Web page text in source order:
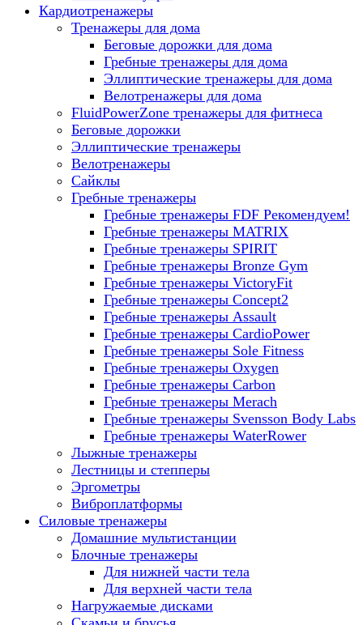
Кардиотренажеры
Тренажеры для дома
Беговые дорожки для дома
Гребные тренажеры для дома
Эллиптические тренажеры для дома
Велотренажеры для дома
FluidPowerZone тренажеры для фитнеса
Беговые дорожки
Эллиптические тренажеры
Велотренажеры
Сайклы
Гребные тренажеры
Гребные тренажеры FDF Рекомендуем!
Гребные тренажеры MATRIX
Гребные тренажеры SPIRIT
Гребные тренажеры Bronze Gym
Гребные тренажеры VictoryFit
Гребные тренажеры Concept2
Гребные тренажеры Assault
Гребные тренажеры CardioPower
Гребные тренажеры Sole Fitness
Гребные тренажеры Oxygen
Гребные тренажеры Carbon
Гребные тренажеры Merach
Гребные тренажеры Svensson Body Labs
Гребные тренажеры WaterRower
Лыжные тренажеры
Лестницы и степперы
Эргометры
Виброплатформы
Силовые тренажеры
Домашние мультистанции
Блочные тренажеры
Для нижней части тела
Для верхней части тела
Нагружаемые дисками